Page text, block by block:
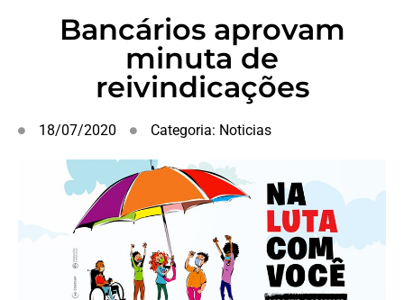
Bancários aprovam
minuta de
reivindicações
18/07/2020 Categoria: Noticias